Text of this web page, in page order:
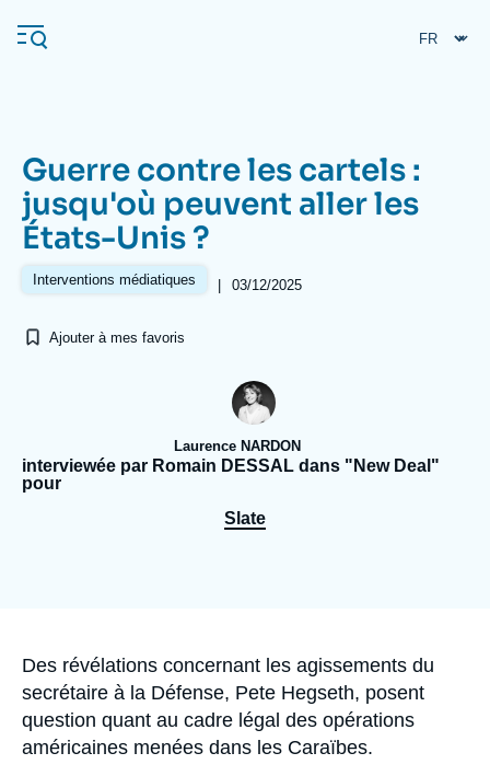
au
contenu
Navigation
principale
L'Ifri
À propos de l'Ifri
Proche-Orient
Guerre contre les cartels :
jusqu'où peuvent aller les
États-Unis ?
Interventions médiatiques | 03/12/2025
Ajouter à mes favoris
Laurence NARDON
interviewée par Romain DESSAL dans "New Deal"
pour
Slate
Accroche
Des révélations concernant les agissements du
secrétaire à la Défense, Pete Hegseth, posent
question quant au cadre légal des opérations
américaines menées dans les Caraïbes.